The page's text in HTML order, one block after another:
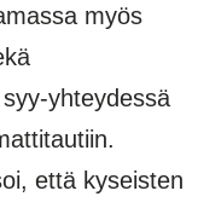
myös
yhteydessä
että kyseisten